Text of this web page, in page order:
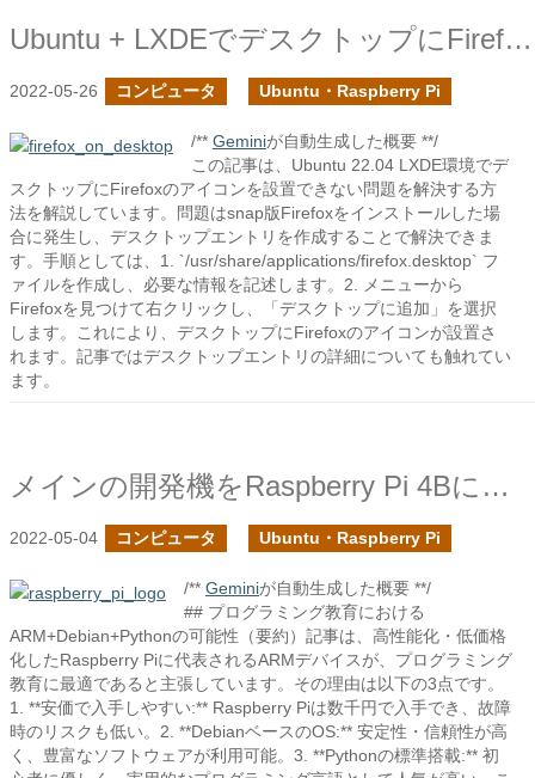
Ubuntu + LXDEでデスクトップにFirefoxアイコンを設置する
2022-05-26 コンピュータ Ubuntu・Raspberry Pi
/** Geminiが自動生成した概要 **/
この記事は、Ubuntu 22.04 LXDE環境でデ
スクトップにFirefoxのアイコンを設置できない問題を解決する方
法を解説しています。問題はsnap版Firefoxをインストールした場
合に発生し、デスクトップエントリを作成することで解決できま
す。手順としては、1. `/usr/share/applications/firefox.desktop` フ
ァイルを作成し、必要な情報を記述します。2. メニューから
Firefoxを見つけて右クリックし、「デスクトップに追加」を選択
します。これにより、デスクトップにFirefoxのアイコンが設置さ
れます。記事ではデスクトップエントリの詳細についても触れてい
ます。
メインの開発機をRaspberry Pi 4Bにしてみる
2022-05-04 コンピュータ Ubuntu・Raspberry Pi
/** Geminiが自動生成した概要 **/
## プログラミング教育における
ARM+Debian+Pythonの可能性（要約）記事は、高性能化・低価格
化したRaspberry Piに代表されるARMデバイスが、プログラミング
教育に最適であると主張しています。その理由は以下の3点です。
1. **安価で入手しやすい:** Raspberry Piは数千円で入手でき、故障
時のリスクも低い。2. **DebianベースのOS:** 安定性・信頼性が高
く、豊富なソフトウェアが利用可能。3. **Pythonの標準搭載:** 初